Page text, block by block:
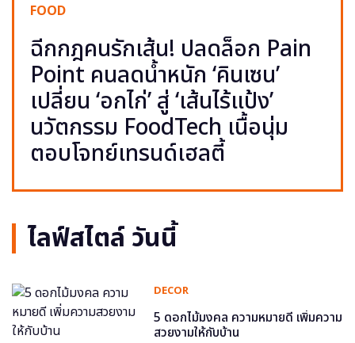
FOOD
ฉีกกฎคนรักเส้น! ปลดล็อก Pain
Point คนลดน้ำหนัก ‘คินเซน’
เปลี่ยน ‘อกไก่’ สู่ ‘เส้นไร้แป้ง’
นวัตกรรม FoodTech เนื้อนุ่ม
ตอบโจทย์เทรนด์เฮลตี้
ไลฟ์สไตล์ วันนี้
DECOR
5 ดอกไม้มงคล ความหมายดี เพิ่มความ
สวยงามให้กับบ้าน